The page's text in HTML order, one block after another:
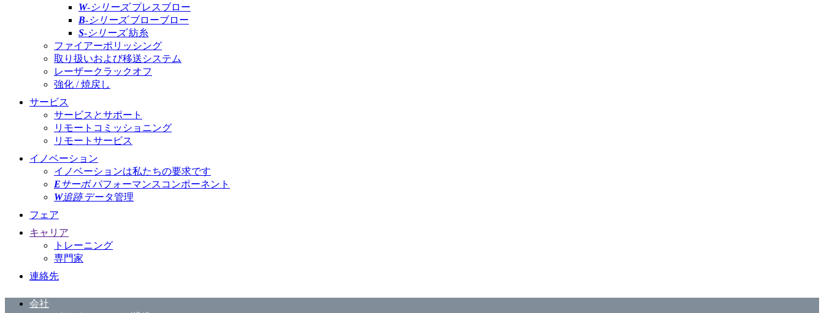
W-シリーズプレスブロー
B-シリーズブローブロー
S-シリーズ紡糸
ファイアーポリッシング
取り扱いおよび移送システム
レーザークラックオフ
強化 / 焼戻し
サービス
サービスとサポート
リモートコミッショニング
リモートサービス
イノベーション
イノベーションは私たちの要求です
Eサーボパフォーマンスコンポーネント
W追跡データ管理
フェア
キャリア
トレーニング
専門家
連絡先
会社